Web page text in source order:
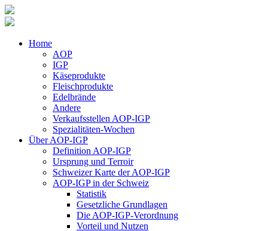
Home
AOP
IGP
Käseprodukte
Fleischprodukte
Edelbrände
Andere
Verkaufsstellen AOP-IGP
Spezialitäten-Wochen
Über AOP-IGP
Definition AOP-IGP
Ursprung und Terroir
Schweizer Karte der AOP-IGP
AOP-IGP in der Schweiz
Statistik
Gesetzliche Grundlagen
Die AOP-IGP-Verordnung
Vorteil und Nutzen